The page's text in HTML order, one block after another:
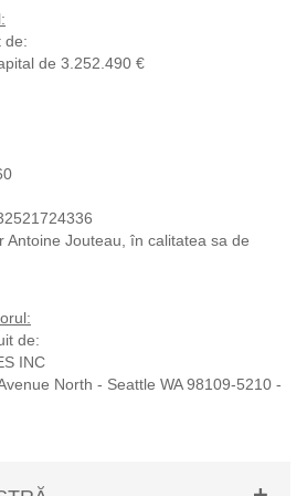
de:
de 3.252.490 €
Antoine Jouteau, în calitatea sa de
de:
INC
North - Seattle WA 98109-5210 -